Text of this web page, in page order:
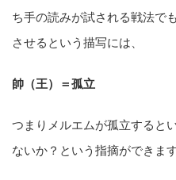
ち手の読みが試される戦法で
させるという描写には、
帥（王）＝孤立
つまりメルエムが孤立すると
ないか？という指摘ができます